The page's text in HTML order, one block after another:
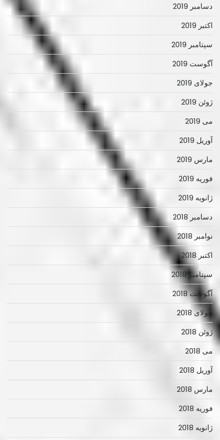
دسامبر 2019
اکتبر 2019
سپتامبر 2019
آگوست 2019
جولای 2019
ژوئن 2019
می 2019
آوریل 2019
مارس 2019
فوریه 2019
ژانویه 2019
دسامبر 2018
نوامبر 2018
اکتبر 2018
سپتامبر 2018
آگوست 2018
جولای 2018
ژوئن 2018
می 2018
آوریل 2018
مارس 2018
فوریه 2018
ژانویه 2018